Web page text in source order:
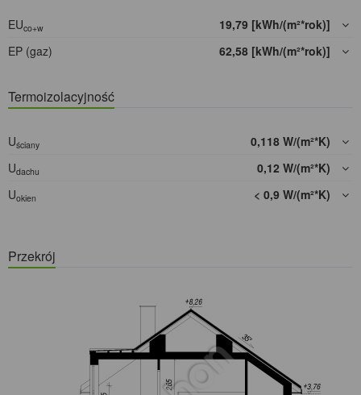
EUco+w
19,79 [kWh/(m²*rok)]
EP (gaz)
62,58 [kWh/(m²*rok)]
Termoizolacyjność
Uściany
0,118 W/(m²*K)
Udachu
0,12 W/(m²*K)
Uokien < 0,9 W/(m²*K)
Przekrój